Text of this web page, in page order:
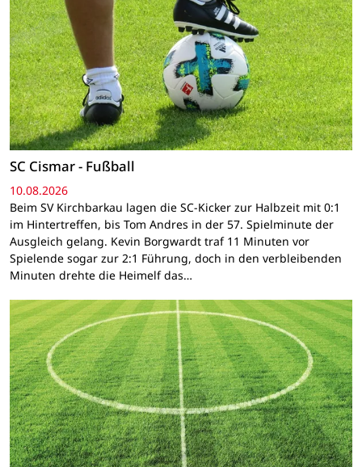
SC Cismar - Fußball
10.08.2026
Beim SV Kirchbarkau lagen die SC-Kicker zur Halbzeit mit 0:1
im Hintertreffen, bis Tom Andres in der 57. Spielminute der
Ausgleich gelang. Kevin Borgwardt traf 11 Minuten vor
Spielende sogar zur 2:1 Führung, doch in den verbleibenden
Minuten drehte die Heimelf das…